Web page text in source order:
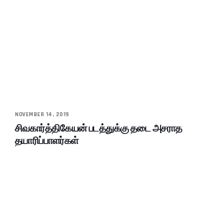
NOVEMBER 14, 2019
சிவகார்த்திகேயன் படத்துக்கு தடை அசராத
தயாரிப்பாளர்கள்